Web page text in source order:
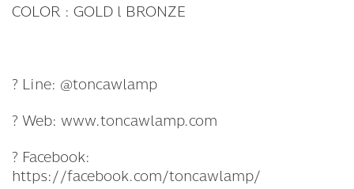
COLOR : GOLD l BRONZE
? Line: @toncawlamp
? Web: www.toncawlamp.com
? Facebook:
https://facebook.com/toncawlamp/